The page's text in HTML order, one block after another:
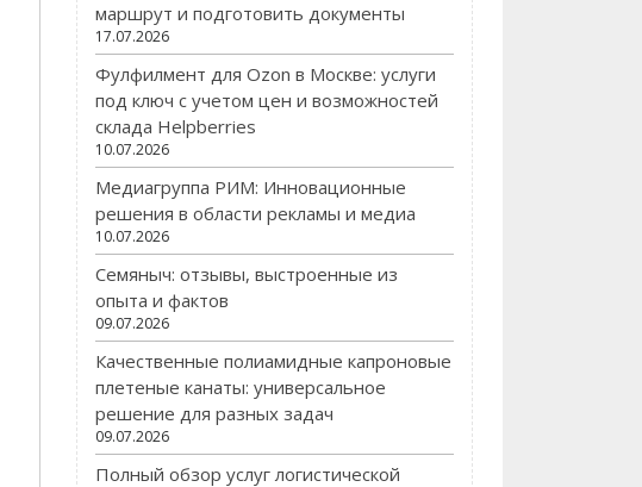
маршрут и подготовить документы
17.07.2026
Фулфилмент для Ozon в Москве: услуги
под ключ с учетом цен и возможностей
склада Helpberries
10.07.2026
Медиагруппа РИМ: Инновационные
решения в области рекламы и медиа
10.07.2026
Семяныч: отзывы, выстроенные из
опыта и фактов
09.07.2026
Качественные полиамидные капроновые
плетеные канаты: универсальное
решение для разных задач
09.07.2026
Полный обзор услуг логистической